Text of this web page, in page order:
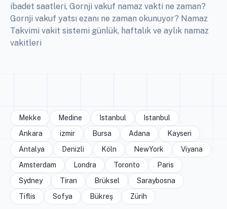
ibadet saatleri, Gornji vakuf namaz vakti ne zaman?
Gornji vakuf yatsı ezanı ne zaman okunuyor? Namaz
Takvimi vakit sistemi günlük, haftalık ve aylık namaz
vakitleri
Mekke Medine Istanbul
Istanbul
Ankara
izmir Bursa Adana
Kayseri
Antalya
Denizli Köln NewYork
Viyana
Amsterdam
Londra Toronto
Paris
Sydney
Tiran Brüksel
Saraybosna
Tiflis
Sofya Bükreş Zürih